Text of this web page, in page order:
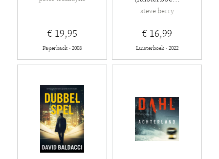
€ 19,95
Paperback - 2008
steve berry
€ 16,99
Luisterboek - 2022